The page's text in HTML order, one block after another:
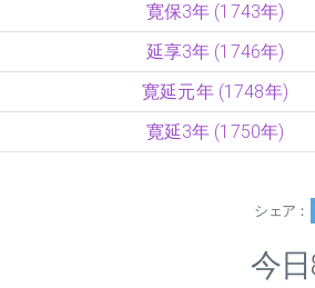
寛保3年 (1743年)
延享3年 (1746年)
寛延元年 (1748年)
寛延3年 (1750年)
シェア：
今